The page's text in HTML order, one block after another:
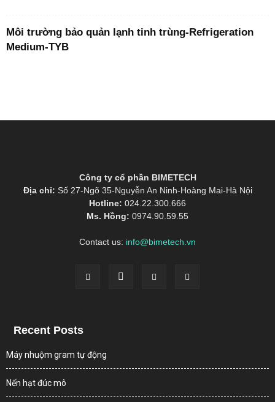
Môi trường bảo quản lạnh tinh trùng-Refrigeration
Medium-TYB
Công ty cổ phần BIMETECH
Địa chỉ: Số 27-Ngõ 35-Nguyễn An Ninh-Hoàng Mai-Hà Nội
Hotline: 024.22.300.666
Ms. Hồng: 0974.90.59.55
Contact us: info@bimetech.vn
Recent Posts
Máy nhuộm gram tự động
Nến hạt đúc mô